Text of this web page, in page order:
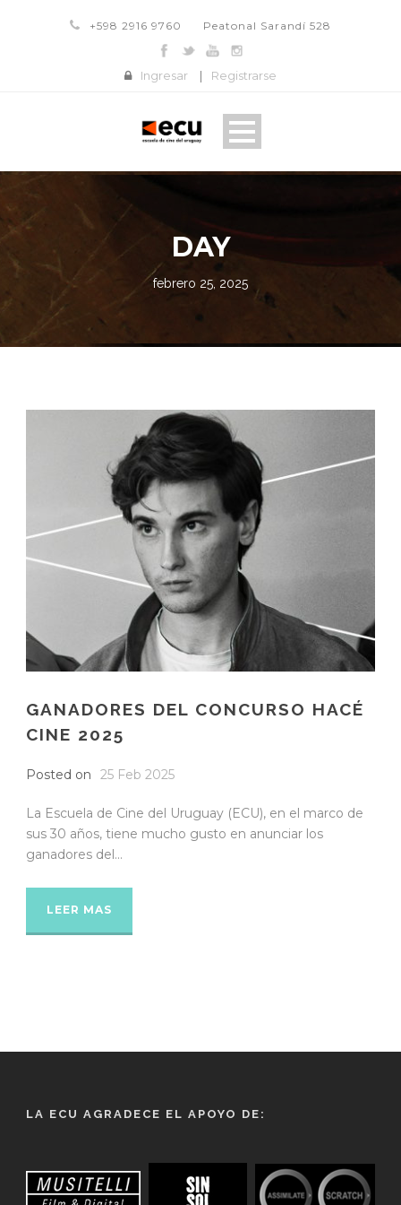
+598 2916 9760 Peatonal Sarandí 528
Ingresar | Registrarse
DAY
febrero 25, 2025
GANADORES DEL CONCURSO HACÉ
CINE 2025
Posted on 25 Feb 2025
La Escuela de Cine del Uruguay (ECU), en el marco de
sus 30 años, tiene mucho gusto en anunciar los
ganadores del...
LEER MAS
LA ECU AGRADECE EL APOYO DE: